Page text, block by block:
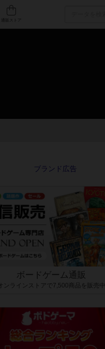
人気ボードゲーム
ボードゲーム通販
オンラインストアで7,500商品を販売中